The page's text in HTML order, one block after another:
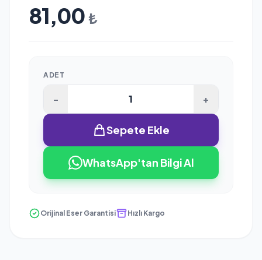
81,00 ₺
ADET
- +
Sepete Ekle
WhatsApp'tan Bilgi Al
Orijinal Eser Garantisi Hızlı Kargo